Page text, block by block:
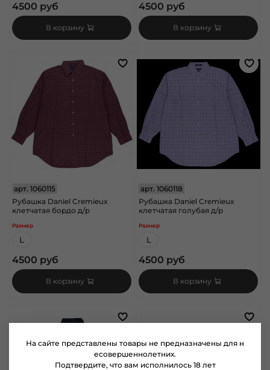
4500 руб
В корзину
4500 руб
В корзину
арт. 1060115
Рубашка Daniel Cremieux
клетчатая бордо д/р
Размер
L
4500 руб
В корзину
арт.1060118
Рубашка Daniel Cremieux
клетчатая голубая д/р
Размер
L
4500 руб
В корзину
На сайте представлены товары не предназначены для н
есовершеннолетних.
Подтвердите, что вам исполнилось 18 лет